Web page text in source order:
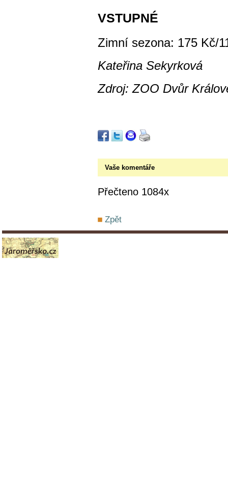
VSTUPNÉ
Zimní sezona: 175 Kč/
Kateřina Sekyrková
Zdroj: ZOO Dvůr
Vaše komentáře
Přečteno 1084x
Zpět